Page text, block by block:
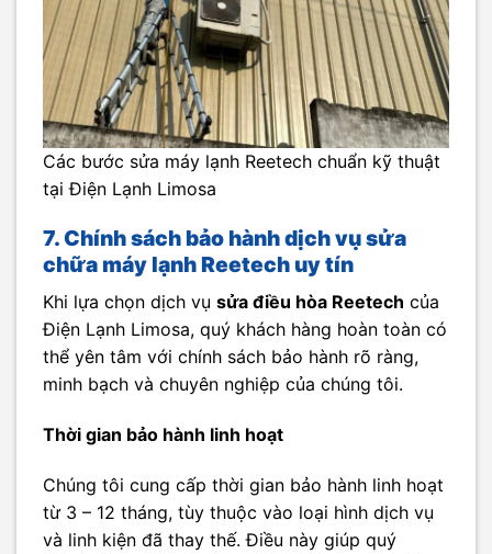
Các bước sửa máy lạnh Reetech chuẩn kỹ thuật
tại Điện Lạnh Limosa
7. Chính sách bảo hành dịch vụ sửa
chữa máy lạnh Reetech uy tín
Khi lựa chọn dịch vụ sửa điều hòa Reetech của
Điện Lạnh Limosa, quý khách hàng hoàn toàn có
thể yên tâm với chính sách bảo hành rõ ràng,
minh bạch và chuyên nghiệp của chúng tôi.
Thời gian bảo hành linh hoạt
Chúng tôi cung cấp thời gian bảo hành linh hoạt
từ 3 – 12 tháng, tùy thuộc vào loại hình dịch vụ
và linh kiện đã thay thế. Điều này giúp quý